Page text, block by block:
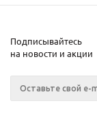
Подписывайтесь
на новости и акции